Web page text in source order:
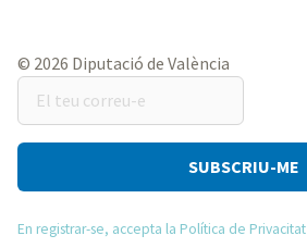
© 2026 Diputació de València
El
teu
correu-
En registrar-se, accepta la Política de Privacitat